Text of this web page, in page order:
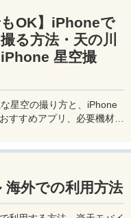
費用など様々な情報をお届
ロッと涙することもあり、
記ブログ。
もOK】iPhoneで
る方法・天の川
星空撮
星空の撮り方と、iPhone
すすめアプリ、必要機材な
影可能なので、iPhoneで
いときはチャレンジしてみ
海外での利用方法